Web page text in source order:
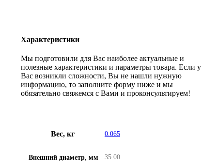
Характеристики
Мы подготовили для Вас наиболее актуальные и
полезные характеристики и параметры товара. Если у
Вас возникли сложности, Вы не нашли нужную
информацию, то заполните форму ниже и мы
обязательно свяжемся с Вами и проконсультируем!
Вес, кг 0.065
Внешний диаметр, мм 35.00